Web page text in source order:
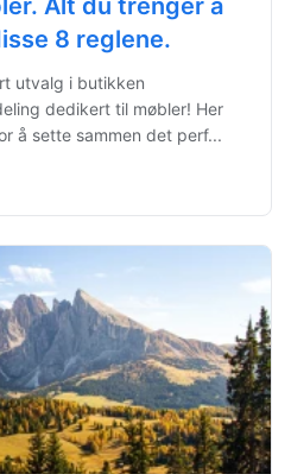
Alt du trenger å
8 reglene.
utvalg i butikken
dedikert til møbler! Her
å sette sammen det perf...